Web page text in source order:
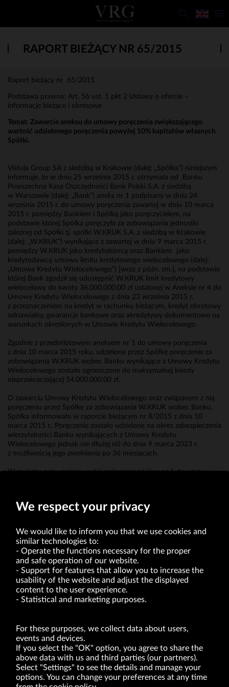
RAPORT BIEŻĄCY NR 65/2015
Raport bieżący nr 65/2015
Podstawa prawna: Art. 56 ust. 1 pkt 2 Ustawy o ofercie –
informacje bieżące i okresowe
Temat: Zawarcie aneksu do umowy poręczenia zwiększającego
wartość udzielonego poręczenia powyżej 10% kapitałów własnych
Spółki.
Vistula Group SA z siedzibą w Krakowie (dalej: „Spółka”) niniejszym
informuje, że w dniu 25 września 2015 r. otrzymała od Banku
Powszechna Kasa Oszczędności Bank Polski S.A. z siedzibą
w Warszawie (dalej: „Bank”) aneks nr 1 podpisany w dniu 24
września 2015 r. do umowy poręczenia zawartej w dniu 10 marca
2015 r. pomiędzy Bankiem i Spółką jako poręczycielem, na
podstawie której Spółka poręczyła za zobowiązania jednostki
zależnej od Spółki tj. spółki W.KRUK S.A. z siedzibą w Krakowie
(dalej: „W.KRUK”) wynikające z zawartej w dniu 9 marca 2015 r.
pomiędzy W.KRUK jako kredytobiorcą oraz Bankiem jako
kredytodawcą umowu limitu kredytowego wielocelowego (dalej:
„Umowa Kredytu Wielocelowego”) [wraz z późn. zm.], na podstawie
której Bank zgodził się udostępnić W.KRUK limit kredytowy
wielocelowy do kwoty 36.000.000,00 zł ustalonej w Aneksie nr 4 do
Umowy Kredytu Wielocelowego z dnia 23 września 2015 r.
z przeznaczeniem na kredyt w rachunku bieżącym, kredyt obrotowy
odnawialny, gwarancje bankowe oraz akredytywy dokumentowe na
warunkach określonych w Umowie Kredytu Wielocelowego.
Zgodnie z przedmiotowym aneksem nr 1 do umowy poręczenia
z dnia 10 marca 2015 roku, udzielone przez Spółkę poręczenie za
zobowiązania W.KRUK wobec Banku wynikające z Umowy Kredytu
Wielocelowego zostało ograniczone do maksymalnej kwoty
nieprzekraczającej 54.000.000,00 zł.
O zawarciu Umowy Kredytu Wielocelowego oraz związanym z nią
poręczeniu przez Spółkę za zobowiązania W.KRUK wobec Banku,
Spółka informowała w raporcie bieżącym nr 8/2015 z dnia 10
marca 2015 r.. Poręczenie zostało udzielone na okres zabezpieczenia
wierzytelności Banku wynikających z Umowy Kredytu
Wielocelowego jednak nie dłużej niż do dnia 9 marca 2023 r.
z możliwością jego zwolnienia po 36 miesiącach.
W związku z zawarciem wyżej opisanego aneksu nr 1 do umowy
VRG S.A. | 10 Pilotów Street | 31-462 Kraków
Tax Identification Number: 675-000-03-61
District Court for Kraków-Śródmieście in Kraków
XI Economic Department of the National Court Register number 0000047082
of act of 8.03.2013 on combating excessive late payment in commercial transactions
(Journal of Laws of 2019, item 118 as amended).
BRANDS
We respect your privacy
We would like to inform you that we use cookies and
similar technologies to:
Operate the functions necessary for the proper
and safe operation of our website.
Support for features that allow you to increase the
usability of the website and adjust the displayed
content to the user experience.
Statistical and marketing purposes.
For these purposes, we collect data about users,
events and devices.
If you select the "OK" option, you agree to share the
above data with us and third parties (our partners).
Select "Settings" to see the details and manage your
options. You can change your preferences at any time